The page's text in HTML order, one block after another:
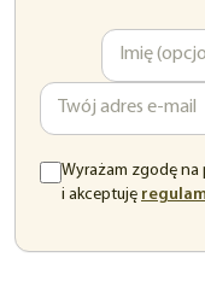
Wyrażam zgodę
i akceptuję